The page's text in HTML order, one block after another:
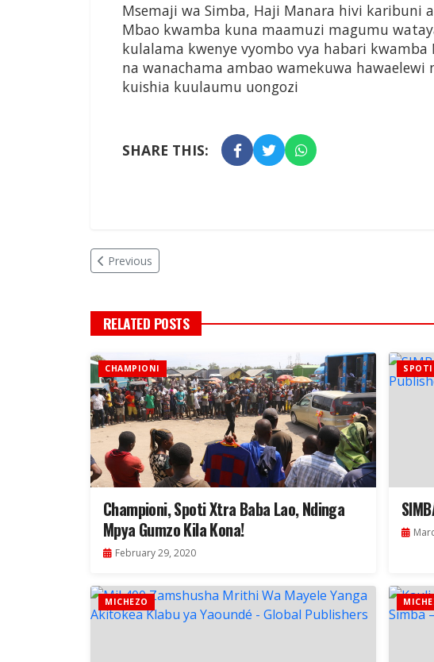
Msemaji wa Simba, Haji Manara hivi karibuni
Mbao kwamba kuna maamuzi magumu
kulalama kwenye vyombo vya habari
na wanachama ambao wamekuwa hawaelewi
kuishia kuulaumu uongozi
SHARE THIS:
Previous
RELATED POSTS
CHAMPIONI
Championi, Spoti Xtra Baba Lao, Ndinga
Mpya Gumzo Kila Kona!
February 29, 2020
MICHEZO